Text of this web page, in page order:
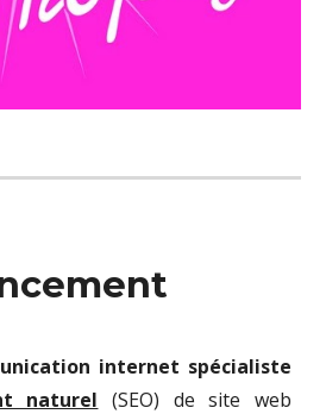
internet spécialiste
naturel (SEO) de site web